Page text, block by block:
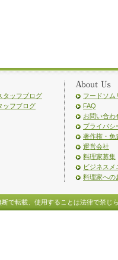
タッフブログ
ッフブログ
フードソム
FAQ
お問い合わ
プライバシ
著作権・免
運営会社
料理家募集
ビジネスメ
料理家への
で転載、使用することは法律で禁じ